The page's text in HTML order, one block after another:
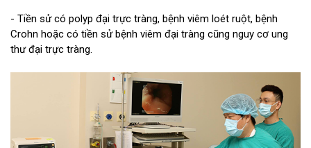
- Tiền sử có polyp đại trực tràng, bệnh viêm loét ruột, bệnh
Crohn hoặc có tiền sử bệnh viêm đại tràng cũng nguy cơ ung
thư đại trực tràng.